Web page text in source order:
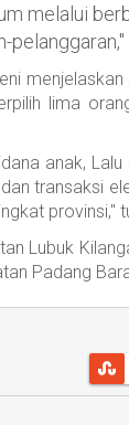
melalui
lima
anak, Lalu
transaksi
provinsi,"
Lubuk
Padang